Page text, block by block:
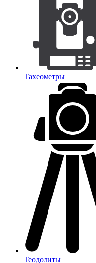
Тахеометры
Теодолиты